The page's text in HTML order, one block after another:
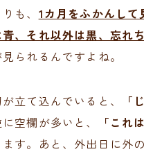
も、 1カ月をふかんして
、それ以外は黒、忘れ
られるんですよね。
立て込んでいると、 「
空欄が多いと、
「これ
す。あと、外出日に外